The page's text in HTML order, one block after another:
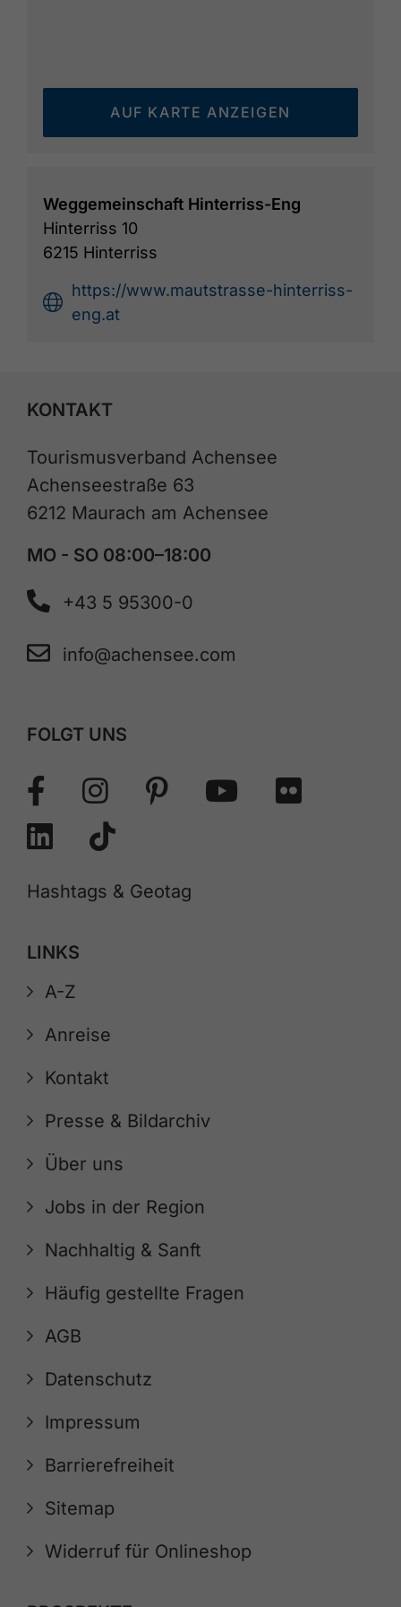
AUF KARTE ANZEIGEN
Weggemeinschaft Hinterriss-Eng
Hinterriss 10
6215 Hinterriss
https://www.mautstrasse-hinterriss-
eng.at
KONTAKT
Tourismusverband Achensee
Achenseestraße 63
6212 Maurach am Achensee
MO - SO 08:00–18:00
+43 5 95300-0
info@achensee.com
FOLGT UNS
Hashtags & Geotag
LINKS
A-Z
Anreise
Kontakt
Presse & Bildarchiv
Über uns
Jobs in der Region
Nachhaltig & Sanft
Häufig gestellte Fragen
AGB
Datenschutz
Impressum
Barrierefreiheit
Sitemap
Widerruf für Onlineshop